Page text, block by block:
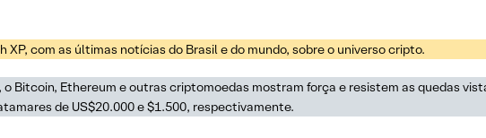
com as últimas notícias do Brasil e do mundo, sobre o universo cripto.
o Bitcoin, Ethereum e outras criptomoedas mostram força e resistem as quedas
de US$20.000 e $1.500, respectivamente.